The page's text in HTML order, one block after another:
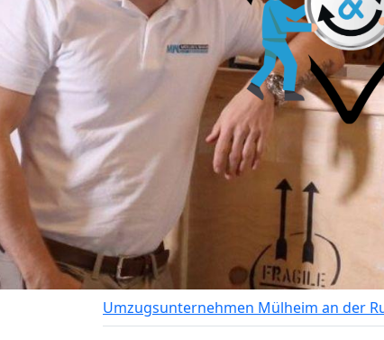
Umzugsunternehmen Mülheim an der